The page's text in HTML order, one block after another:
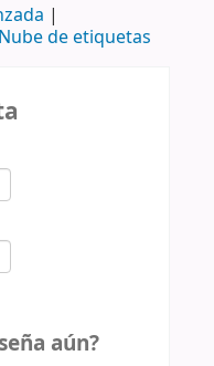
Nube de etiquetas
aún?